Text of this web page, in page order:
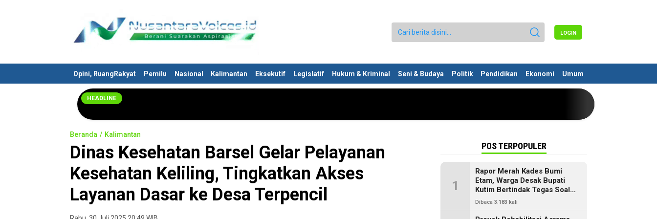
Nusantaravoices.id
Berani Suarakan Aspirasimu
LOGIN
Opini, RuangRakyat Pemilu Nasional Kalimantan Eksekutif Legislatif Hukum & Kriminal Seni & Budaya Politik Pendidikan Ekonomi Umum
HEADLINE
Beranda Kalimantan
Dinas Kesehatan Barsel Gelar Pelayanan
Kesehatan Keliling, Tingkatkan Akses
Layanan Dasar ke Desa Terpencil
POS TERPOPULER
1
Rapor Merah Kades Bumi
Etam, Warga Desak Bupati
Kutim Bertindak Tegas Soal
Penyelewengan Dana SILPA
Dibaca 3.183 kali